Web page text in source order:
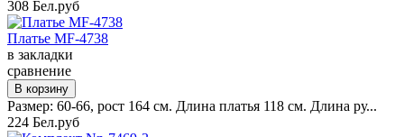
308 Бел.руб
Платье MF-4738
в закладки
сравнение
Размер: 60-66, рост 164 см. Длина платья 118 см. Длина ру...
224 Бел.руб